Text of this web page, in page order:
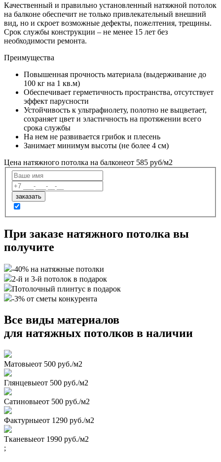
Качественный и правильно установленный натяжной потолок
на балконе обеспечит не только привлекательный внешний
вид, но и скроет возможные дефекты, пожелтения, трещины.
Срок службы конструкции – не менее 15 лет без
необходимости ремонта.
Преимущества
Повышенная прочность материала (выдерживание до
100 кг на 1 кв.м)
Обеспечивает герметичность пространства, отсутствует
эффект парусности
Устойчивость к ультрафиолету, полотно не выцветает,
сохраняет цвет и эластичность на протяжении всего
срока службы
На нем не развивается грибок и плесень
Занимает минимум высоты (не более 4 см)
Цена натяжного потолка на балконеот 585 руб/м2
При заказе натяжного потолка вы
получите
-40% на натяжные потолки
2-й и 3-й потолок в подарок
Потолочный плинтус в подарок
-3% от сметы конкурента
Все виды материалов
для натяжных потолков в наличии
Матовыеот 500 руб./м2
Глянцевыеот 500 руб./м2
Сатиновыеот 500 руб./м2
Фактурныеот 1290 руб./м2
Тканевыеот 1990 руб./м2
;